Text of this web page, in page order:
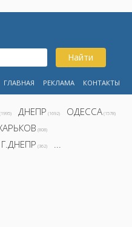
Найти
ГЛАВНАЯ РЕКЛАМА КОНТАКТЫ
(1995) ДНЕПР (1692) ОДЕССА (1578)
(808)
Г.ДНЕПР (362) ...